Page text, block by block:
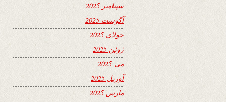
سپتامبر 2025
آگوست 2025
جولای 2025
ژوئن 2025
می 2025
آوریل 2025
مارس 2025